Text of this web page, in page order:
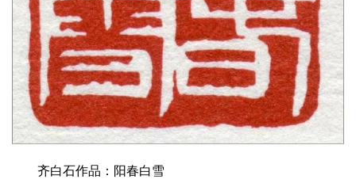
齐白石作品：阳春白雪